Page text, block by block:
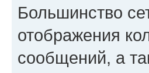
Большинство
отображения
сообщений, а